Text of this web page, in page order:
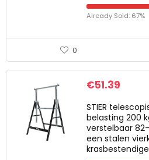
Already Sold: 67%
0
€51.39
STIER
belasting 200
verstelbaar
een stalen